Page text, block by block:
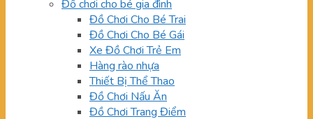
Đồ chơi cho bé gia đình
Đồ Chơi Cho Bé Trai
Đồ Chơi Cho Bé Gái
Xe Đồ Chơi Trẻ Em
Hàng rào nhựa
Thiết Bị Thể Thao
Đồ Chơi Nấu Ăn
Đồ Chơi Trang Điểm